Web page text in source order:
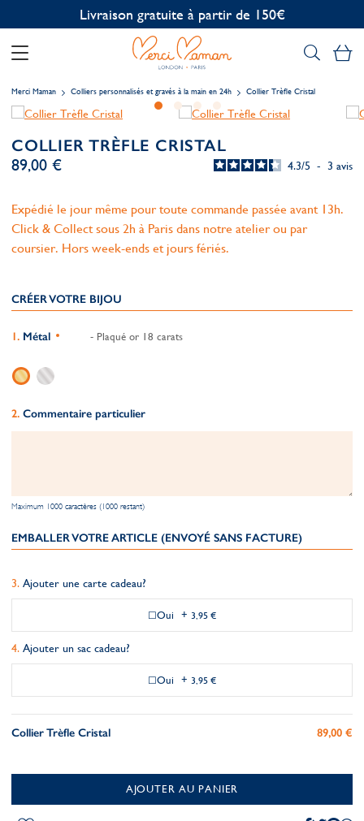
Personnalisation offerte
Merci Maman Colliers personnalisés et gravés à la main en 24h Collier Trèfle Cristal
COLLIER TRÈFLE CRISTAL
4.3/5 - 3 avis
89,00 €
Expédié le jour même pour toute commande passée avant 13h.
Click & Collect sous 2h à Paris dans notre atelier ou par
coursier. Hors week-ends et jours fériés.
CRÉER VOTRE BIJOU
Métal - Plaqué or 18 carats
Commentaire particulier
Maximum 1000 caractères (1000 restant)
EMBALLER VOTRE ARTICLE (ENVOYÉ SANS FACTURE)
Ajouter une carte cadeau?
Oui + 3,95 €
Ajouter un sac cadeau?
Oui + 3,95 €
Collier Trèfle Cristal 89,00 €
AJOUTER AU PANIER